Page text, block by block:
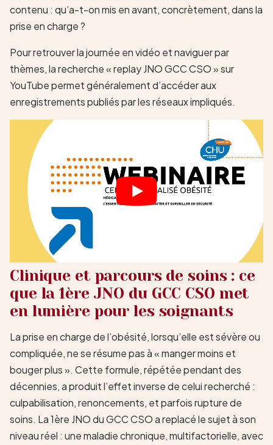
contenu : qu’a-t-on mis en avant, concrètement, dans la
prise en charge ?
Pour retrouver la journée en vidéo et naviguer par
thèmes, la recherche « replay JNO GCC CSO » sur
YouTube permet généralement d’accéder aux
enregistrements publiés par les réseaux impliqués.
Clinique et parcours de soins : ce
que la 1ère JNO du GCC CSO met
en lumière pour les soignants
La prise en charge de l’obésité, lorsqu’elle est sévère ou
compliquée, ne se résume pas à « manger moins et
bouger plus ». Cette formule, répétée pendant des
décennies, a produit l’effet inverse de celui recherché :
culpabilisation, renoncements, et parfois rupture de
soins. La 1ère JNO du GCC CSO a replacé le sujet à son
niveau réel : une maladie chronique, multifactorielle, avec